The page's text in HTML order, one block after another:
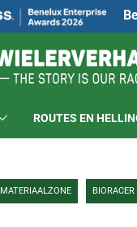
ROUTES EN
MATERIAALZONE BIORACER